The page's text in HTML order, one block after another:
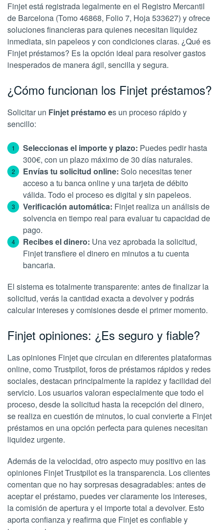
Finjet está registrada legalmente en el Registro Mercantil
de Barcelona (Tomo 46868, Folio 7, Hoja 533627) y ofrece
soluciones financieras para quienes necesitan liquidez
inmediata, sin papeleos y con condiciones claras. ¿Qué es
Finjet préstamos? Es la opción ideal para resolver gastos
inesperados de manera ágil, sencilla y segura.
¿Cómo funcionan los Finjet préstamos?
Solicitar un Finjet préstamo es un proceso rápido y
sencillo:
Seleccionas el importe y plazo: Puedes pedir hasta
300€, con un plazo máximo de 30 días naturales.
Envías tu solicitud online: Solo necesitas tener
acceso a tu banca online y una tarjeta de débito
válida. Todo el proceso es digital y sin papeleos.
Verificación automática: Finjet realiza un análisis de
solvencia en tiempo real para evaluar tu capacidad de
pago.
Recibes el dinero: Una vez aprobada la solicitud,
Finjet transfiere el dinero en minutos a tu cuenta
bancaria.
El sistema es totalmente transparente: antes de finalizar la
solicitud, verás la cantidad exacta a devolver y podrás
calcular intereses y comisiones desde el primer momento.
Finjet opiniones: ¿Es seguro y fiable?
Las opiniones Finjet que circulan en diferentes plataformas
online, como Trustpilot, foros de préstamos rápidos y redes
sociales, destacan principalmente la rapidez y facilidad del
servicio. Los usuarios valoran especialmente que todo el
proceso, desde la solicitud hasta la recepción del dinero,
se realiza en cuestión de minutos, lo cual convierte a Finjet
préstamos en una opción perfecta para quienes necesitan
liquidez urgente.
Además de la velocidad, otro aspecto muy positivo en las
opiniones Finjet Trustpilot es la transparencia. Los clientes
comentan que no hay sorpresas desagradables: antes de
aceptar el préstamo, puedes ver claramente los intereses,
la comisión de apertura y el importe total a devolver. Esto
aporta confianza y reafirma que Finjet es confiable y